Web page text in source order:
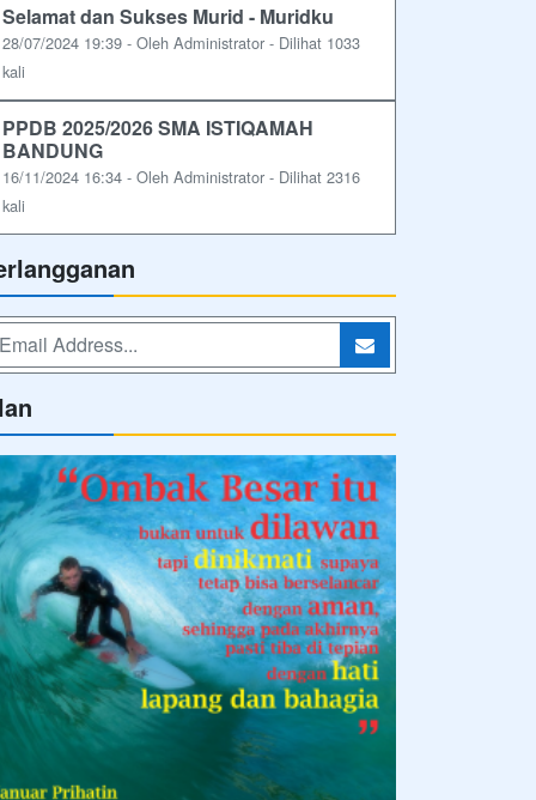
Selamat dan Sukses Murid - Muridku
28/07/2024 19:39 - Oleh Administrator - Dilihat 1033
kali
PPDB 2025/2026 SMA ISTIQAMAH
BANDUNG
16/11/2024 16:34 - Oleh Administrator - Dilihat 2316
kali